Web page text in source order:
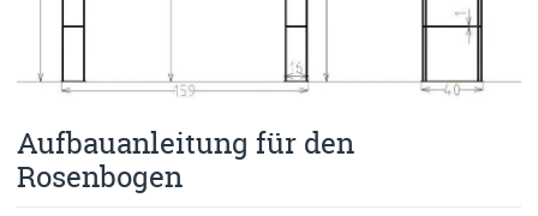
Aufbauanleitung für den
Rosenbogen